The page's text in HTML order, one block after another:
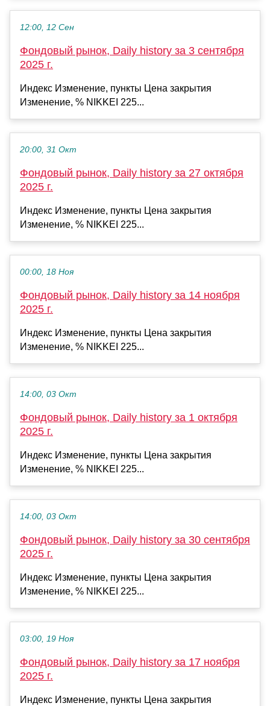
12:00, 12 Сен
Фондовый рынок, Daily history за 3 сентября
2025 г.
Индекс Изменение, пункты Цена закрытия
Изменение, % NIKKEI 225...
20:00, 31 Окт
Фондовый рынок, Daily history за 27 октября
2025 г.
Индекс Изменение, пункты Цена закрытия
Изменение, % NIKKEI 225...
00:00, 18 Ноя
Фондовый рынок, Daily history за 14 ноября
2025 г.
Индекс Изменение, пункты Цена закрытия
Изменение, % NIKKEI 225...
14:00, 03 Окт
Фондовый рынок, Daily history за 1 октября
2025 г.
Индекс Изменение, пункты Цена закрытия
Изменение, % NIKKEI 225...
14:00, 03 Окт
Фондовый рынок, Daily history за 30 сентября
2025 г.
Индекс Изменение, пункты Цена закрытия
Изменение, % NIKKEI 225...
03:00, 19 Ноя
Фондовый рынок, Daily history за 17 ноября
2025 г.
Индекс Изменение, пункты Цена закрытия